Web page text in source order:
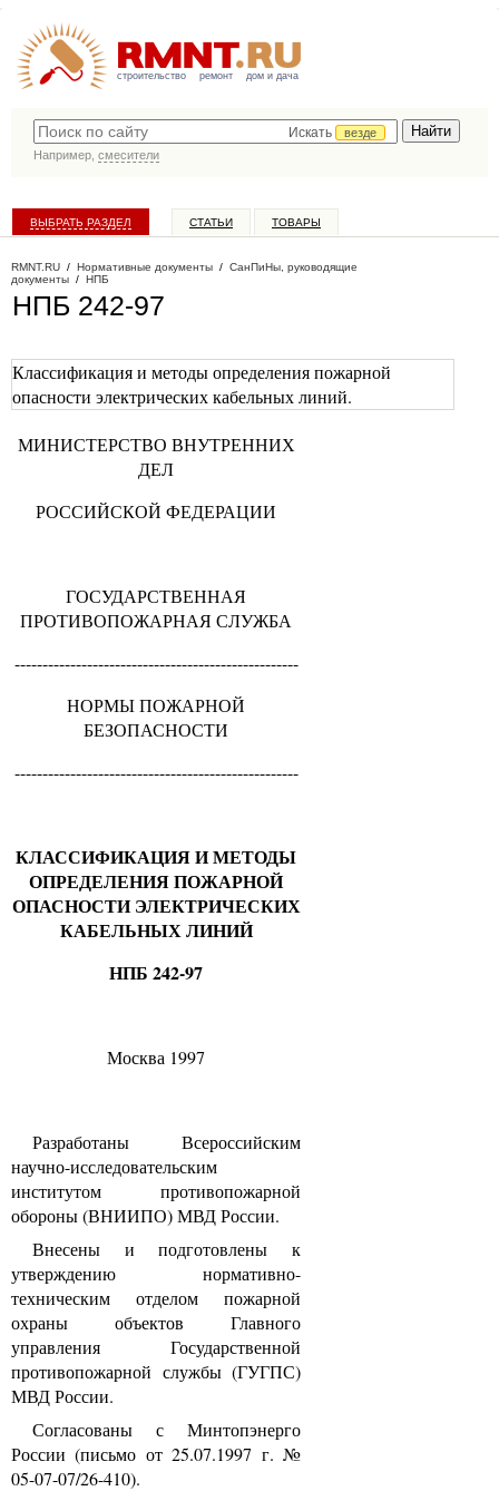
строительство ремонт дом и дача
Искать
везде
Например, смесители
ВЫБРАТЬ РАЗДЕЛ СТАТЬИ ТОВАРЫ
RMNT.RU / Нормативные документы / СанПиНы, руководящие
документы / НПБ
НПБ 242-97
Классификация и методы определения пожарной
опасности электрических кабельных линий.
МИНИСТЕРСТВО ВНУТРЕННИХ
ДЕЛ
РОССИЙСКОЙ ФЕДЕРАЦИИ
ГОСУДАРСТВЕННАЯ
ПРОТИВОПОЖАРНАЯ СЛУЖБА
---------------------------------------------------
НОРМЫ ПОЖАРНОЙ
БЕЗОПАСНОСТИ
---------------------------------------------------
КЛАССИФИКАЦИЯ И МЕТОДЫ
ОПРЕДЕЛЕНИЯ ПОЖАРНОЙ
ОПАСНОСТИ ЭЛЕКТРИЧЕСКИХ
КАБЕЛЬНЫХ ЛИНИЙ
НПБ 242-97
Москва 1997
Разработаны Всероссийским
научно-исследовательским
институтом противопожарной
обороны (ВНИИПО) МВД России.
Внесены и подготовлены к
утверждению нормативно-
техническим отделом пожарной
охраны объектов Главного
управления Государственной
противопожарной службы (ГУГПС)
МВД России.
Согласованы с Минтопэнерго
России (письмо от 25.07.1997 г. №
05-07-07/26-410).